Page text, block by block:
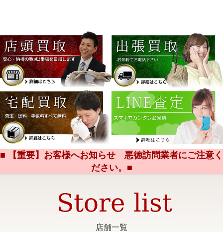
■ 【重要】お客様へお知らせ 悪徳訪問業者にご注意く
ださい。■
店舗一覧